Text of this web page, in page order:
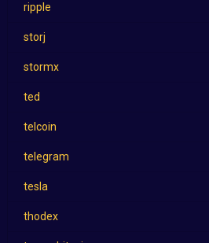
ripple
storj
stormx
ted
telcoin
telegram
tesla
thodex